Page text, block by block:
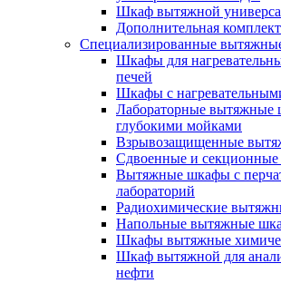
Шкаф вытяжной
Дополнительная
Специализированные
Шкафы для
печей
Шкафы с
Лабораторные вытяжные
глубокими мойками
Взрывозащищенные
Сдвоенные и
Вытяжные шкафы с
лабораторий
Радиохимические
Напольные вытяжные
Шкафы вытяжные
Шкаф вытяжной для
нефти